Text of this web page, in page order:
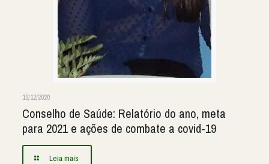
10/12/2020
Conselho de Saúde: Relatório do ano, meta
para 2021 e ações de combate a covid-19
Leia mais